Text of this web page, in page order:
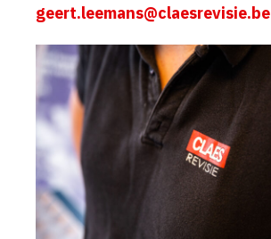
geert.leemans@claesrevisie.be